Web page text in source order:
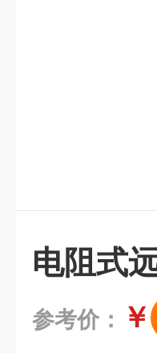
电阻式
参考价： ￥